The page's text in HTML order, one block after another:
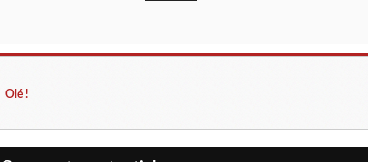
Olé !